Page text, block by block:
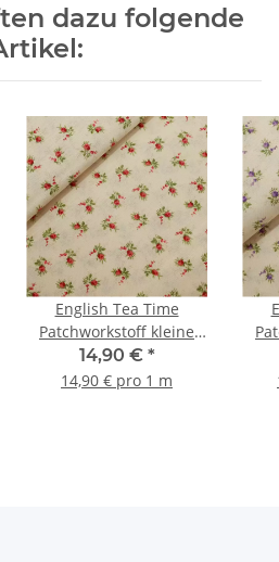
dazu folgende
English Tea Time
Patchworkstoff kleine
Blumen natur, rot, grün
14,90 € *
14,90 € pro 1 m